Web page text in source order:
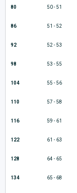
80 50 - 51
86 51 - 52
92 52 - 53
98 53 - 55
104 55 - 56
110 57 - 58
116 59 - 61
122 61 - 63
128 64 - 65
134 65 - 68